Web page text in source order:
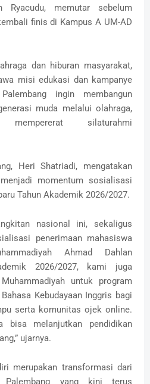
Ryacudu, memutar sebelum
finis di Kampus A UM-AD
dan hiburan masyarakat,
misi edukasi dan kampanye
ingin membangun
muda melalui olahraga,
silaturahmi
Heri Shatriadi, mengatakan
momentum sosialisasi
Tahun Akademik 2026/2027.
nasional ini, sekaligus
penerimaan mahasiswa
Ahmad Dahlan
2026/2027, kami juga
untuk program
Kebudayaan Inggris bagi
serta komunitas ojek online.
bisa melanjutkan pendidikan
ujarnya.
merupakan transformasi dari
Palembang yang kini terus